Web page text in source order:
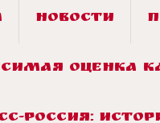
НОВОСТИ
ОЦЕНКА
РОССИЯ: